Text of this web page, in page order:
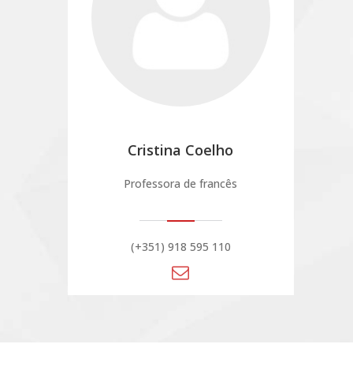
Cristina Coelho
Professora de francês
(+351) 918 595 110